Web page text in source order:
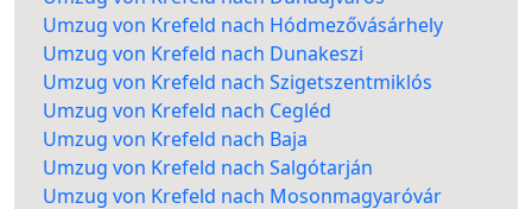
Umzug von Krefeld nach Hódmezővásárhely
Umzug von Krefeld nach Dunakeszi
Umzug von Krefeld nach Szigetszentmiklós
Umzug von Krefeld nach Cegléd
Umzug von Krefeld nach Baja
Umzug von Krefeld nach Salgótarján
Umzug von Krefeld nach Mosonmagyaróvár